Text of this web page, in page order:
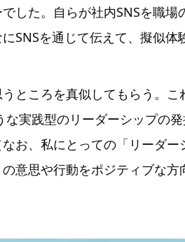
した。自らが社内SNSを職
SNSを通じて伝えて、擬似体
ところを真似してもらう。
な実践型のリーダーシップの
お、私にとっての「リーダ
意思や行動をポジティブな